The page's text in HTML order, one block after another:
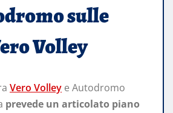
sulle
Volley
Vero Volley e Autodromo
prevede un articolato piano